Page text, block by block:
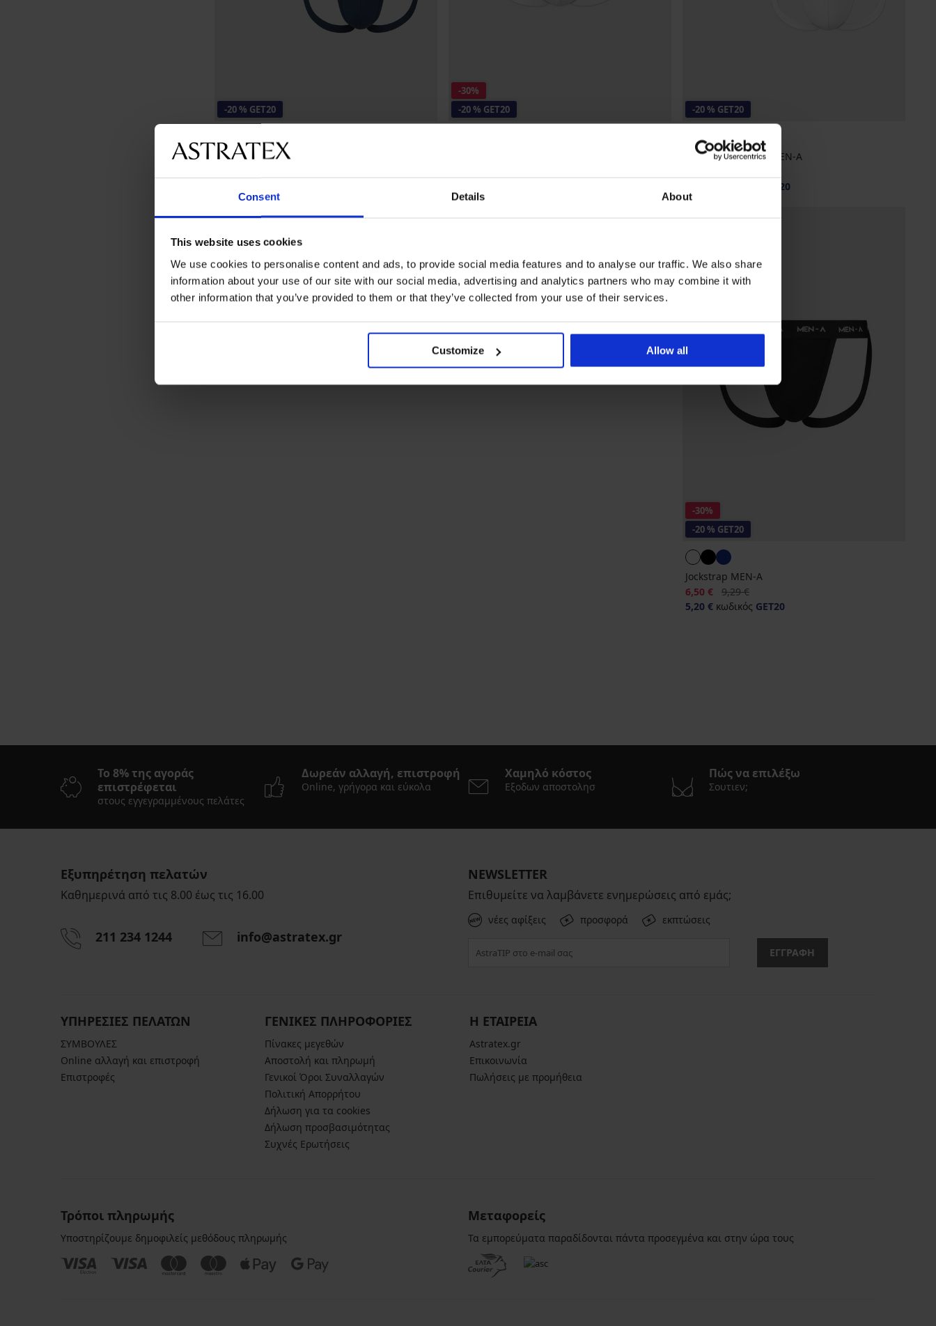
Consent Details About
This website uses cookies
We use cookies to personalise content and ads, to provide social media features and to analyse our traffic. We also share
information about your use of our site with our social media, advertising and analytics partners who may combine it with
other information that you’ve provided to them or that they’ve collected from your use of their services.
Customize Allow all
-20 % GET20
3 PACK jockstraps MEN-A
-30%
-20 % GET20
-20 % GET20
3 PACK jockstraps MEN-A
GET20
-30%
-20 % GET20
Jockstrap MEN-A
Έκπτωση
6,50 € Αρχική τιμή
9,29 €
5,20 €κωδικός GET20
Το 8% της αγοράς
επιστρέφεται
στους εγγεγραμμένους πελάτες
Δωρεάν αλλαγή, επιστροφή
Online, γρήγορα και εύκολα
Χαμηλό κόστος
Εξοδων αποστολησ
Πώς να επιλέξω
Σουτιεν;
Εξυπηρέτηση πελατών
Καθημερινά από τις 8.00 έως τις 16.00
211 234 1244 info@astratex.gr
NEWSLETTER
Επιθυμείτε να λαμβάνετε ενημερώσεις από εμάς;
νέες αφίξεις προσφορά εκπτώσεις
ΕΓΓΡΑΦΗ
ΥΠΗΡΕΣΙΕΣ ΠΕΛΑΤΩΝ
ΣΥΜΒΟΥΛΕΣ
Online αλλαγή και επιστροφή
Επιστροφές
ΓΕΝΙΚΕΣ ΠΛΗΡΟΦΟΡΙΕΣ
Πίνακες μεγεθών
Αποστολή και πληρωμή
Γενικοί Όροι Συναλλαγών
Πολιτική Απορρήτου
Δήλωση για τα cookies
Δήλωση προσβασιμότητας
Συχνές Ερωτήσεις
Η ΕΤΑΙΡΕΙΑ
Astratex.gr
Επικοινωνία
Πωλήσεις με προμήθεια
Τρόποι πληρωμής
Υποστηρίζουμε δημοφιλείς μεθόδους πληρωμής
Μεταφορείς
Τα εμπορεύματα παραδίδονται πάντα προσεγμένα και στην ώρα τους